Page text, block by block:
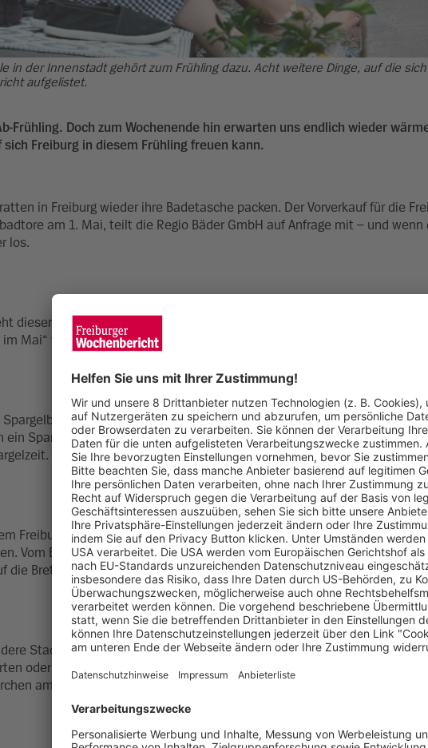
in der Innenstadt gehört zum Frühling dazu. Acht weitere Dinge, auf die
aufgelistet.
Frühling. Doch zum Wochenende hin erwarten uns endlich wieder
Freiburg in diesem Frühling freuen kann.
in Freiburg wieder ihre Badetasche packen. Der Vorverkauf für die
am 1. Mai, teilt die Regio Bäder GmbH auf Anfrage mit – und
los.
diesen Frühling. Möglich macht das die Surfanlage Irie Surf neben dem
Mai“ werde die künstliche Surfwelle eröffnet, heißt es bei der
haben bereits ihre Stände geöffnet. Was will man da mehr,
Spargelgericht zu gönnen – schließlich gilt Spargel als die Königin
Freiburger das Longboard. Naja, streng genommen ja eigentlich das
Vom Bahnhof Himmelreich im Dreisamtal führt ein 14 Kilometer langer
die Bretter also!
Stadt bietet so viele herrliche naturnahe Aussichts-Spots wie Freiburg.
oder auf den Kanonenplatz – kaum ein Ort bietet schöneres Freiburg-
am Wasserschlössle im Sternwald genießen – von dort hat man auch